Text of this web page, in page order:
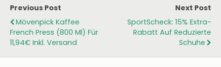
Previous Post
Mövenpick Kaffee
French Press (800 Ml) Für
11,94€ Inkl. Versand
Next Post
SportScheck: 15% Extra-
Rabatt Auf Reduzierte
Schuhe